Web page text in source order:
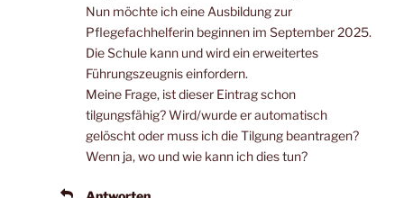
Nun möchte ich eine Ausbildung zur
Pflegefachhelferin beginnen im September 2025.
Die Schule kann und wird ein erweitertes
Führungszeugnis einfordern.
Meine Frage, ist dieser Eintrag schon
tilgungsfähig? Wird/wurde er automatisch
gelöscht oder muss ich die Tilgung beantragen?
Wenn ja, wo und wie kann ich dies tun?